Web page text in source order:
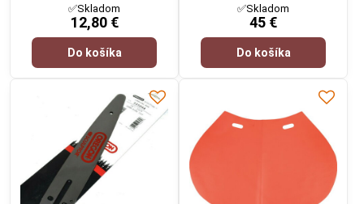
✅Skladom
12,80 €
Do košíka
✅Skladom
45 €
Do košíka